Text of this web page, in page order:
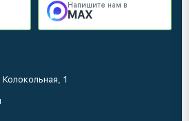
Напишите нам в
MAX
1